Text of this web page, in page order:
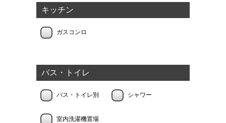
キッチン
ガスコンロ
バス・トイレ
バス・トイレ別 シャワー
室内洗濯機置場